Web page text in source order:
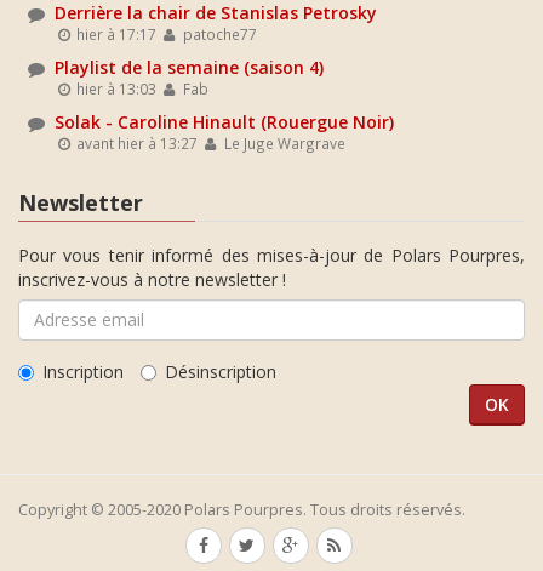
Derrière la chair de Stanislas Petrosky
hier à 17:17 patoche77
Playlist de la semaine (saison 4)
hier à 13:03 Fab
Solak - Caroline Hinault (Rouergue Noir)
avant hier à 13:27 Le Juge Wargrave
Newsletter
Pour vous tenir informé des mises-à-jour de Polars Pourpres,
inscrivez-vous à notre newsletter !
Inscription Désinscription
Copyright © 2005-2020 Polars Pourpres. Tous droits réservés.